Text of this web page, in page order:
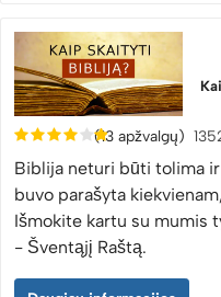
(13 apžvalgų)
Biblija neturi būti tolima
buvo parašyta
Išmokite kartu su mumis
- Šventąjį Raštą.